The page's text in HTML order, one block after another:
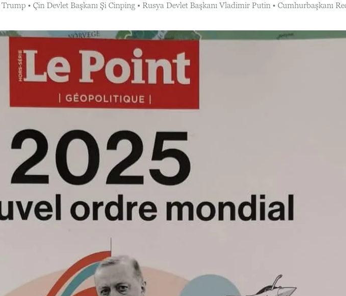
• Çin Devlet Başkanı Şi Cinping • Rusya Devlet Başkanı Vladimir Putin • Cumhurbaşkanı